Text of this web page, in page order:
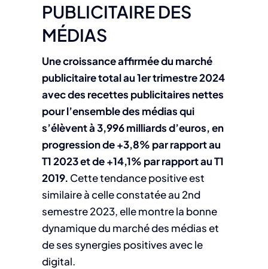
PUBLICITAIRE DES
MÉDIAS
Une croissance affirmée du marché
publicitaire total au 1er trimestre 2024
avec des recettes publicitaires nettes
pour l’ensemble des médias qui
s’élèvent à 3,996 milliards d’euros, en
progression de +3,8% par rapport au
T1 2023 et de +14,1% par rapport au T1
2019. Cette tendance positive est
similaire à celle constatée au 2nd
semestre 2023, elle montre la bonne
dynamique du marché des médias et
de ses synergies positives avec le
digital.